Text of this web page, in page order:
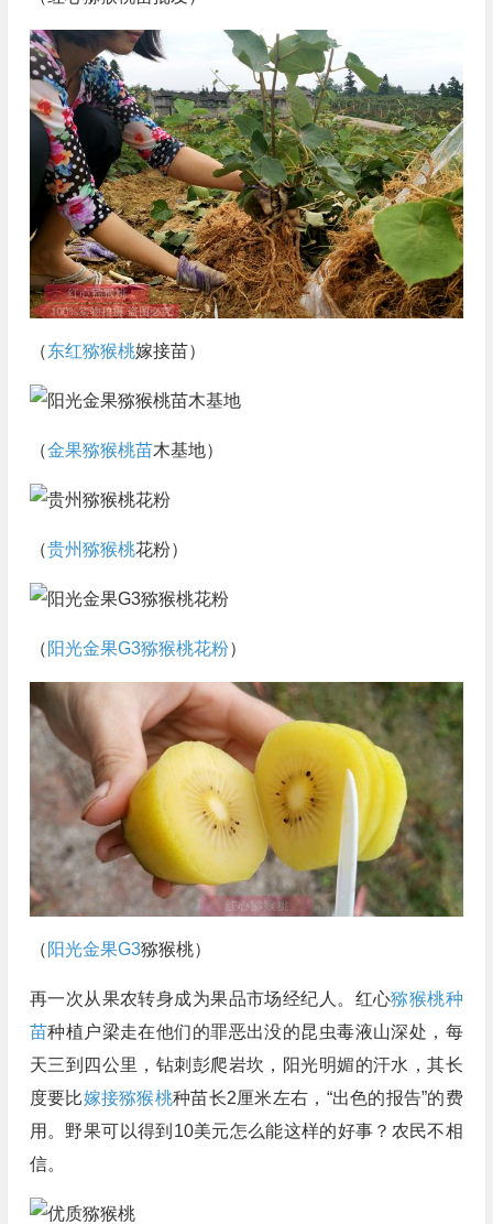
（东红猕猴桃嫁接苗）
（金果猕猴桃苗木基地）
（贵州猕猴桃花粉）
（ 阳光金果G3猕猴桃花粉）
（ 阳光金果G3猕猴桃）
再一次从果农转身成为果品市场经纪人。红心猕猴桃种
苗种植户梁走在他们的罪恶出没的昆虫毒液山深处，每
天三到四公里，钻刺彭爬岩坎，阳光明媚的汗水，其长
度要比嫁接猕猴桃种苗长2厘米左右，“出色的报告”的费
用。野果可以得到10美元怎么能这样的好事？农民不相
信。